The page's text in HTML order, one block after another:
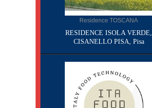
Residence TOSCANA
RESIDENCE ISOLA VERDE,
CISANELLO PISA, Pisa